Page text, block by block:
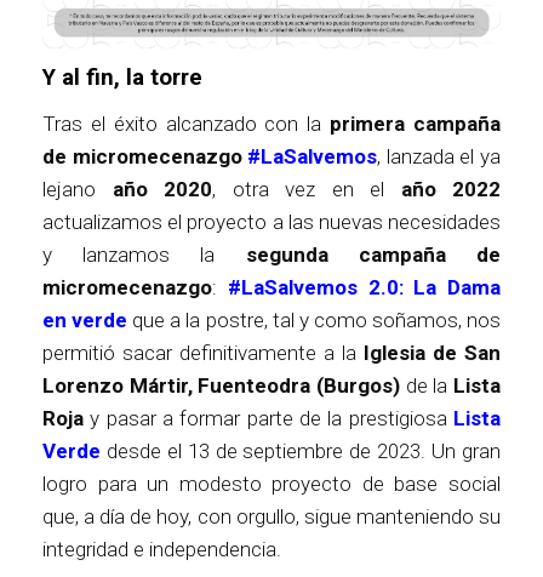
Y al fin, la torre
Tras el éxito alcanzado con la primera campaña
de micromecenazgo #LaSalvemos, lanzada el ya
lejano año 2020, otra vez en el año 2022
actualizamos el proyecto a las nuevas necesidades
y lanzamos la segunda campaña de
micromecenazgo: #LaSalvemos 2.0: La Dama
en verde que a la postre, tal y como soñamos, nos
permitió sacar definitivamente a la Iglesia de San
Lorenzo Mártir, Fuenteodra (Burgos) de la Lista
Roja y pasar a formar parte de la prestigiosa Lista
Verde desde el 13 de septiembre de 2023. Un gran
logro para un modesto proyecto de base social
que, a día de hoy, con orgullo, sigue manteniendo su
integridad e independencia.